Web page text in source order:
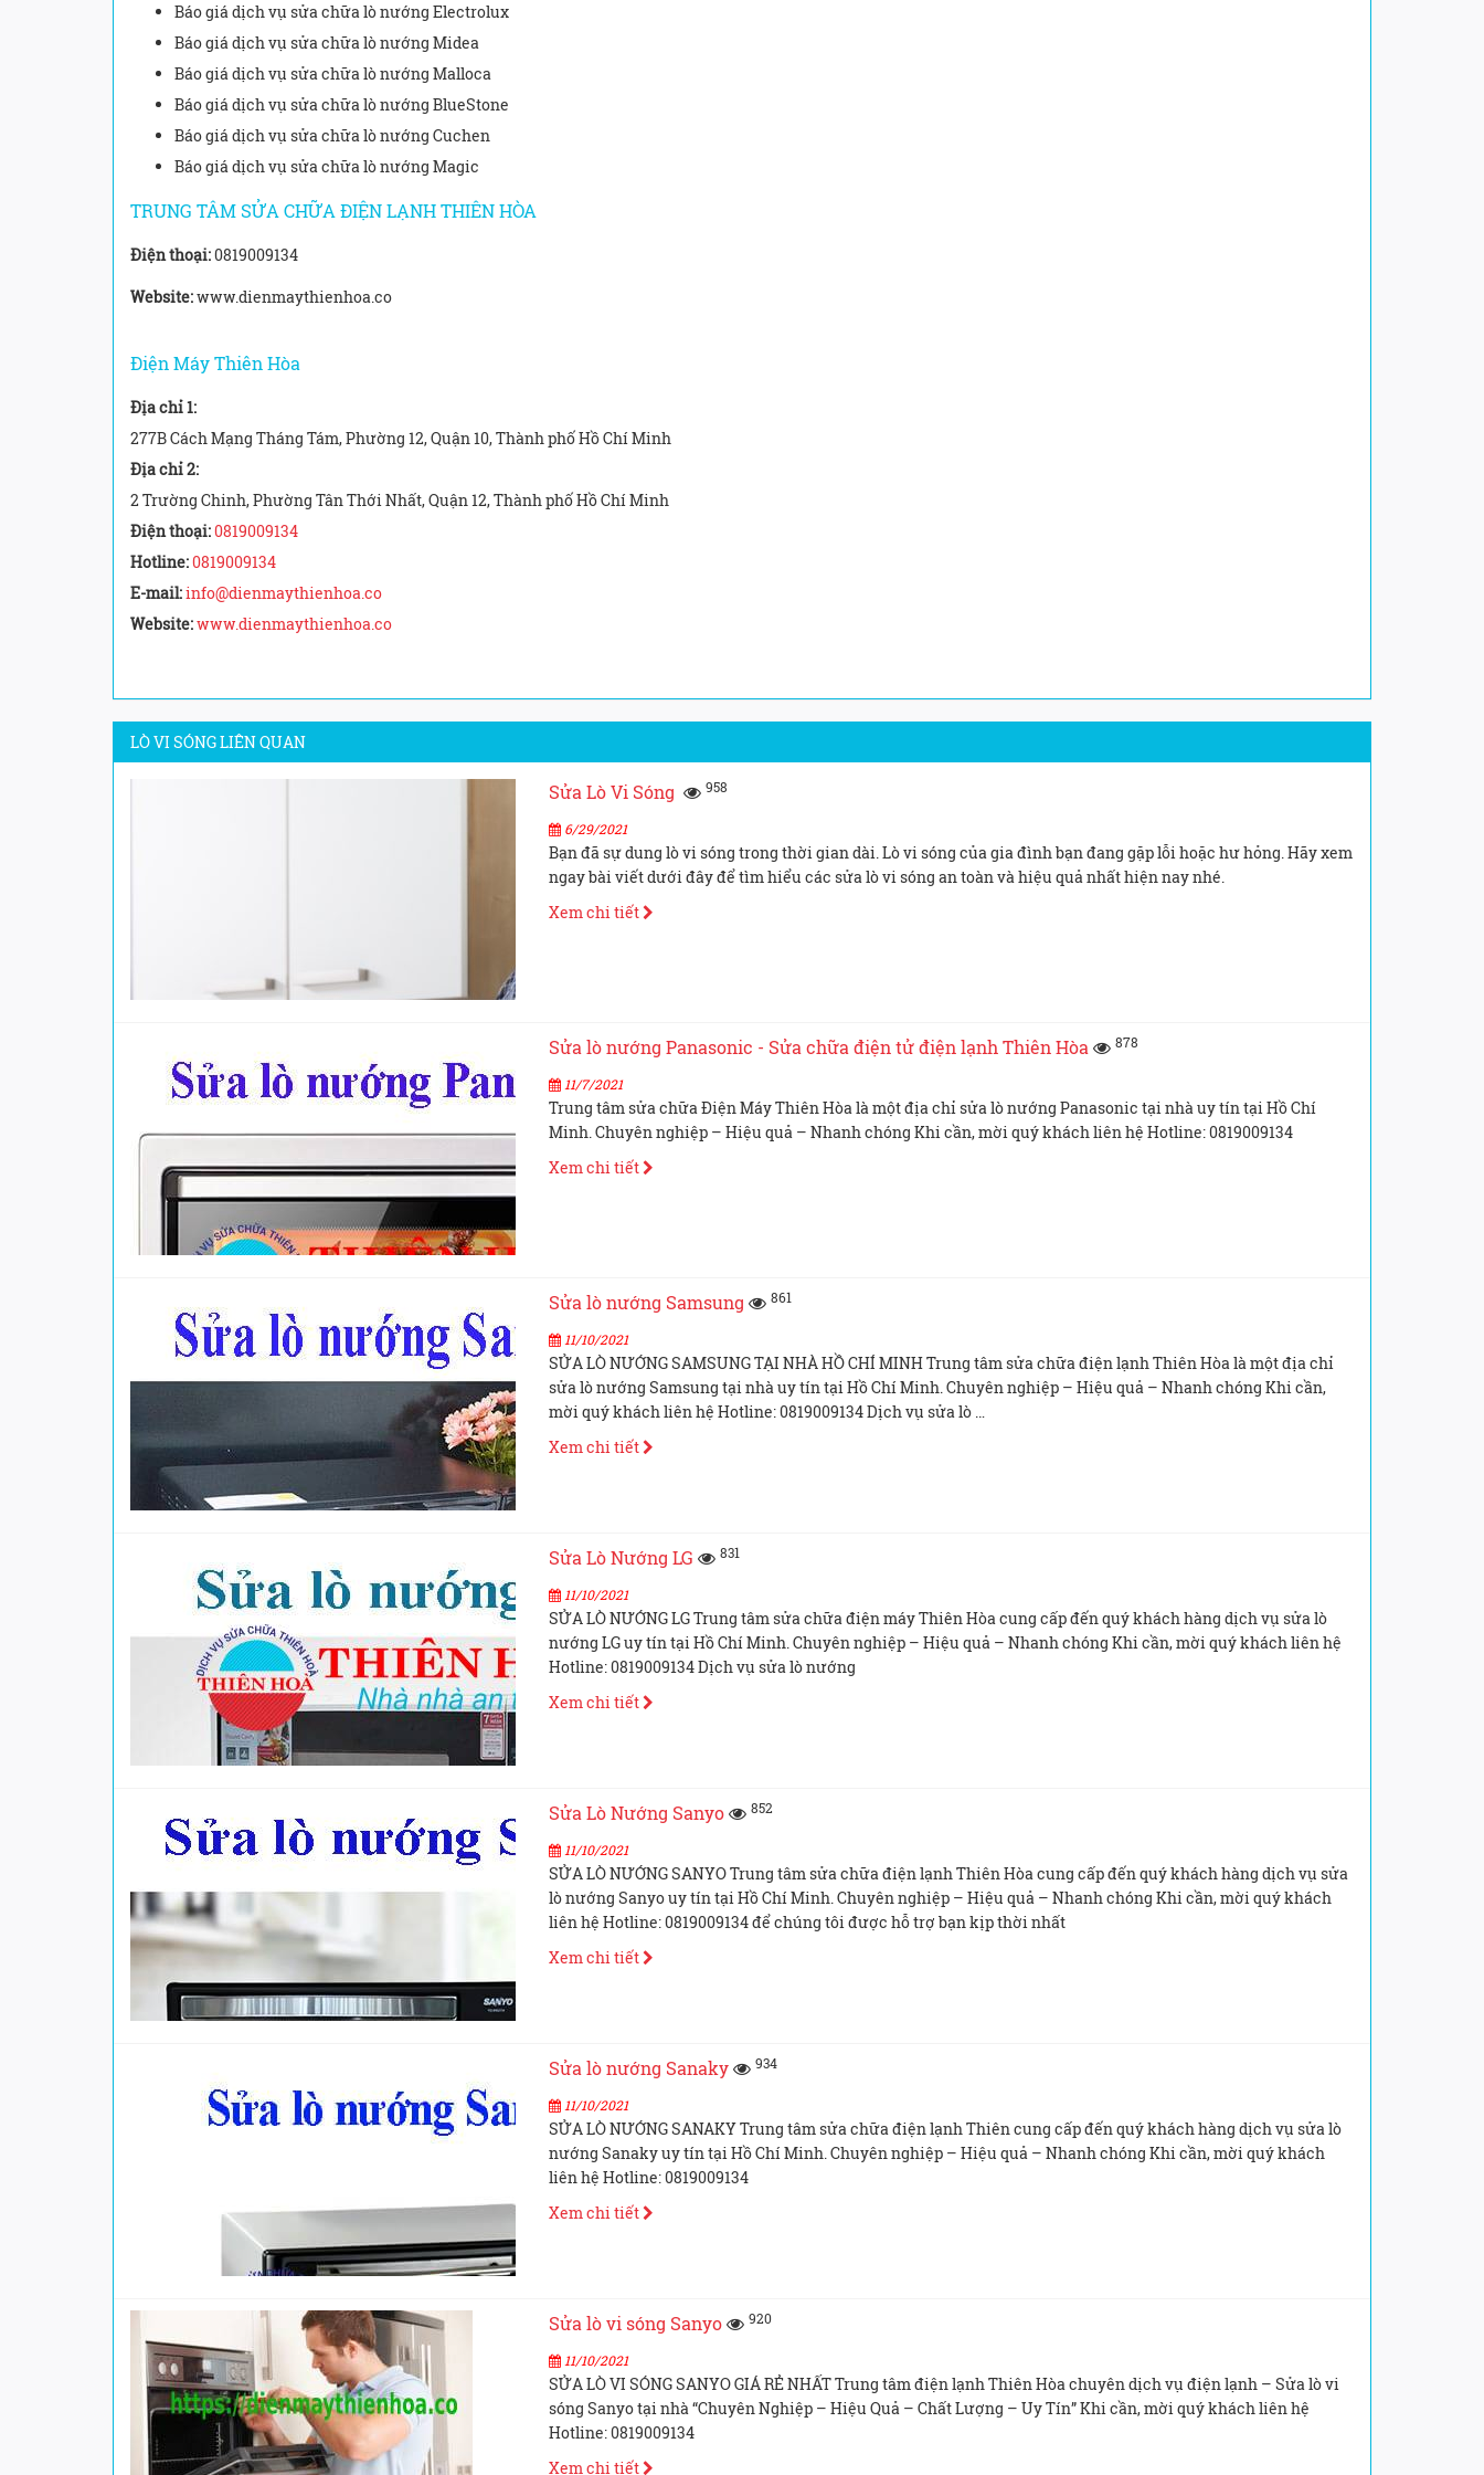
Báo giá dịch vụ sửa chữa lò nướng Electrolux
Báo giá dịch vụ sửa chữa lò nướng Midea
Báo giá dịch vụ sửa chữa lò nướng Malloca
Báo giá dịch vụ sửa chữa lò nướng BlueStone
Báo giá dịch vụ sửa chữa lò nướng Cuchen
Báo giá dịch vụ sửa chữa lò nướng Magic
TRUNG TÂM SỬA CHỮA ĐIỆN LẠNH THIÊN HÒA
Điện thoại:0819009134
Website:www.dienmaythienhoa.co
Điện Máy Thiên Hòa
Địa chỉ 1:
277B Cách Mạng Tháng Tám, Phường 12, Quận 10, Thành phố Hồ Chí Minh
Địa chỉ 2:
2 Trường Chinh, Phường Tân Thới Nhất, Quận 12, Thành phố Hồ Chí Minh
Điện thoại:0819009134
Hotline:0819009134
E-mail:info@dienmaythienhoa.co
Website:www.dienmaythienhoa.co
LÒ VI SÓNG LIÊN QUAN
Sửa Lò Vi Sóng 958
6/29/2021
Bạn đã sự dung lò vi sóng trong thời gian dài. Lò vi sóng của gia đình bạn đang gặp lỗi hoặc hư hỏng. Hãy xem
ngay bài viết dưới đây để tìm hiểu các sửa lò vi sóng an toàn và hiệu quả nhất hiện nay nhé.
Xem chi tiết
Sửa lò nướng Panasonic - Sửa chữa điện tử điện lạnh Thiên Hòa 878
11/7/2021
Trung tâm sửa chữa Điện Máy Thiên Hòa là một địa chỉ sửa lò nướng Panasonic tại nhà uy tín tại Hồ Chí
Minh. Chuyên nghiệp – Hiệu quả – Nhanh chóng Khi cần, mời quý khách liên hệ Hotline: 0819009134
Xem chi tiết
Sửa lò nướng Samsung 861
11/10/2021
SỬA LÒ NƯỚNG SAMSUNG TẠI NHÀ HỒ CHÍ MINH Trung tâm sửa chữa điện lạnh Thiên Hòa là một địa chỉ
sửa lò nướng Samsung tại nhà uy tín tại Hồ Chí Minh. Chuyên nghiệp – Hiệu quả – Nhanh chóng Khi cần,
mời quý khách liên hệ Hotline: 0819009134 Dịch vụ sửa lò …
Xem chi tiết
Sửa Lò Nướng LG 831
11/10/2021
SỬA LÒ NƯỚNG LG Trung tâm sửa chữa điện máy Thiên Hòa cung cấp đến quý khách hàng dịch vụ sửa lò
nướng LG uy tín tại Hồ Chí Minh. Chuyên nghiệp – Hiệu quả – Nhanh chóng Khi cần, mời quý khách liên hệ
Hotline: 0819009134 Dịch vụ sửa lò nướng
Xem chi tiết
Sửa Lò Nướng Sanyo 852
11/10/2021
SỬA LÒ NƯỚNG SANYO Trung tâm sửa chữa điện lạnh Thiên Hòa cung cấp đến quý khách hàng dịch vụ sửa
lò nướng Sanyo uy tín tại Hồ Chí Minh. Chuyên nghiệp – Hiệu quả – Nhanh chóng Khi cần, mời quý khách
liên hệ Hotline: 0819009134 để chúng tôi được hỗ trợ bạn kịp thời nhất
Xem chi tiết
Sửa lò nướng Sanaky 934
11/10/2021
SỬA LÒ NƯỚNG SANAKY Trung tâm sửa chữa điện lạnh Thiên cung cấp đến quý khách hàng dịch vụ sửa lò
nướng Sanaky uy tín tại Hồ Chí Minh. Chuyên nghiệp – Hiệu quả – Nhanh chóng Khi cần, mời quý khách
liên hệ Hotline: 0819009134
Xem chi tiết
Sửa lò vi sóng Sanyo 920
11/10/2021
SỬA LÒ VI SÓNG SANYO GIÁ RẺ NHẤT Trung tâm điện lạnh Thiên Hòa chuyên dịch vụ điện lạnh – Sửa lò vi
sóng Sanyo tại nhà “Chuyên Nghiệp – Hiệu Quả – Chất Lượng – Uy Tín” Khi cần, mời quý khách liên hệ
Hotline: 0819009134
Xem chi tiết